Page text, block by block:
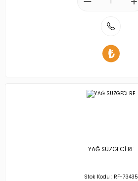
YAĞ SÜZGECİ RF
Stok Kodu : RF-73435